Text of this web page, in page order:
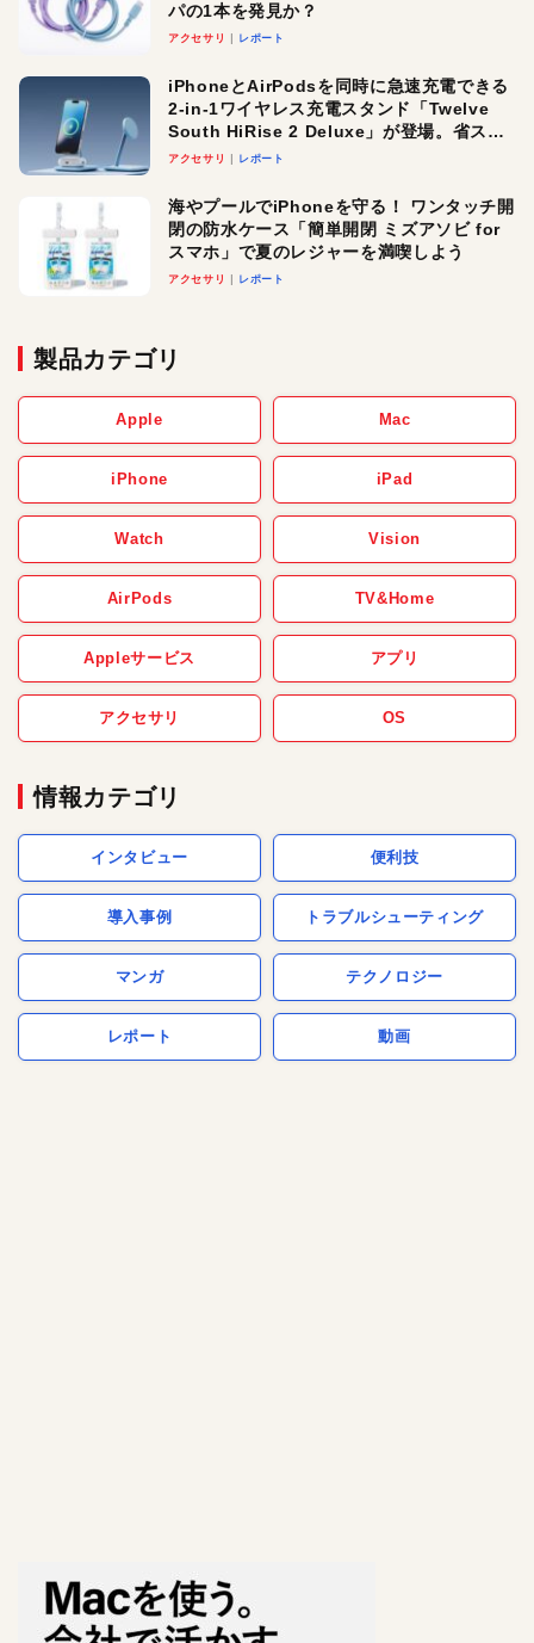
パの1本を発見か？
アクセサリ レポート
iPhoneとAirPodsを同時に急速充電できる
2-in-1ワイヤレス充電スタンド「Twelve
South HiRise 2 Deluxe」が登場。省スペ
ースでおしゃれに充電したい人にオスス
アクセサリ レポート
海やプールでiPhoneを守る！ ワンタッチ開
閉の防水ケース「簡単開閉 ミズアソビ for
スマホ」で夏のレジャーを満喫しよう
アクセサリ レポート
製品カテゴリ
Apple Mac
iPhone iPad
Watch Vision
AirPods TV&Home
Appleサービス アプリ
アクセサリ OS
情報カテゴリ
インタビュー 便利技
導入事例 トラブルシューティング
マンガ テクノロジー
レポート 動画